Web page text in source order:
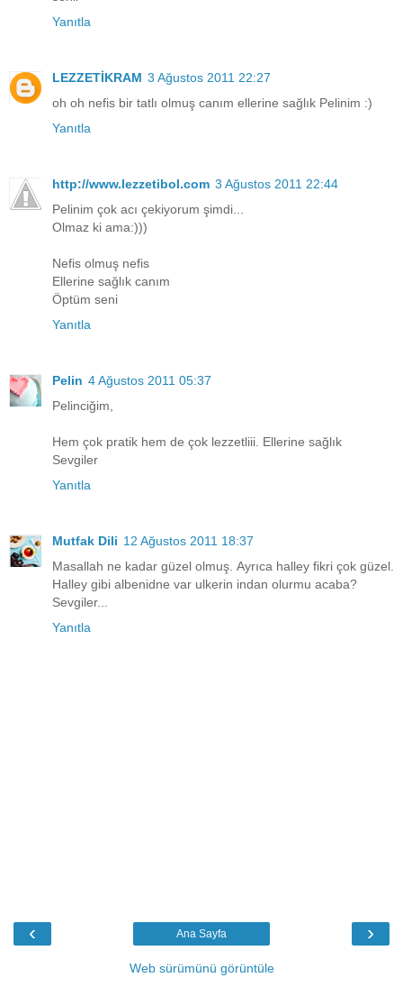
Yanıtla
LEZZETİKRAM 3 Ağustos 2011 22:27
oh oh nefis bir tatlı olmuş canım ellerine sağlık Pelinim :)
Yanıtla
http://www.lezzetibol.com 3 Ağustos 2011 22:44
Pelinim çok acı çekiyorum şimdi...
Olmaz ki ama:)))
Nefis olmuş nefis
Ellerine sağlık canım
Öptüm seni
Yanıtla
Pelin 4 Ağustos 2011 05:37
Pelinciğim,
Hem çok pratik hem de çok lezzetliii. Ellerine sağlık
Sevgiler
Yanıtla
Mutfak Dili 12 Ağustos 2011 18:37
Masallah ne kadar güzel olmuş. Ayrıca halley fikri çok güzel.
Halley gibi albenidne var ulkerin indan olurmu acaba?
Sevgiler...
Yanıtla
‹ ›
Ana Sayfa
Web sürümünü görüntüle